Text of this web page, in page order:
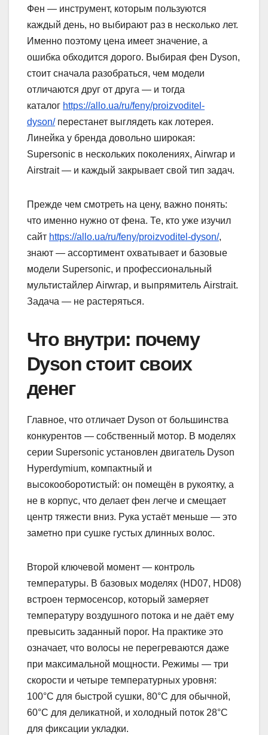
Фен — инструмент, которым пользуются
каждый день, но выбирают раз в несколько лет.
Именно поэтому цена имеет значение, а
ошибка обходится дорого. Выбирая фен Dyson,
стоит сначала разобраться, чем модели
отличаются друг от друга — и тогда
каталог https://allo.ua/ru/feny/proizvoditel-
dyson/перестанет выглядеть как лотерея.
Линейка у бренда довольно широкая:
Supersonic в нескольких поколениях, Airwrap и
Airstrait — и каждый закрывает свой тип задач.
Прежде чем смотреть на цену, важно понять:
что именно нужно от фена. Те, кто уже изучил
сайт https://allo.ua/ru/feny/proizvoditel-dyson/,
знают — ассортимент охватывает и базовые
модели Supersonic, и профессиональный
мультистайлер Airwrap, и выпрямитель Airstrait.
Задача — не растеряться.
Что внутри: почему
Dyson стоит своих
денег
Главное, что отличает Dyson от большинства
конкурентов — собственный мотор. В моделях
серии Supersonic установлен двигатель Dyson
Hyperdymium, компактный и
высокооборотистый: он помещён в рукоятку, а
не в корпус, что делает фен легче и смещает
центр тяжести вниз. Рука устаёт меньше — это
заметно при сушке густых длинных волос.
Второй ключевой момент — контроль
температуры. В базовых моделях (HD07, HD08)
встроен термосенсор, который замеряет
температуру воздушного потока и не даёт ему
превысить заданный порог. На практике это
означает, что волосы не перегреваются даже
при максимальной мощности. Режимы — три
скорости и четыре температурных уровня:
100°C для быстрой сушки, 80°C для обычной,
60°C для деликатной, и холодный поток 28°C
для фиксации укладки.